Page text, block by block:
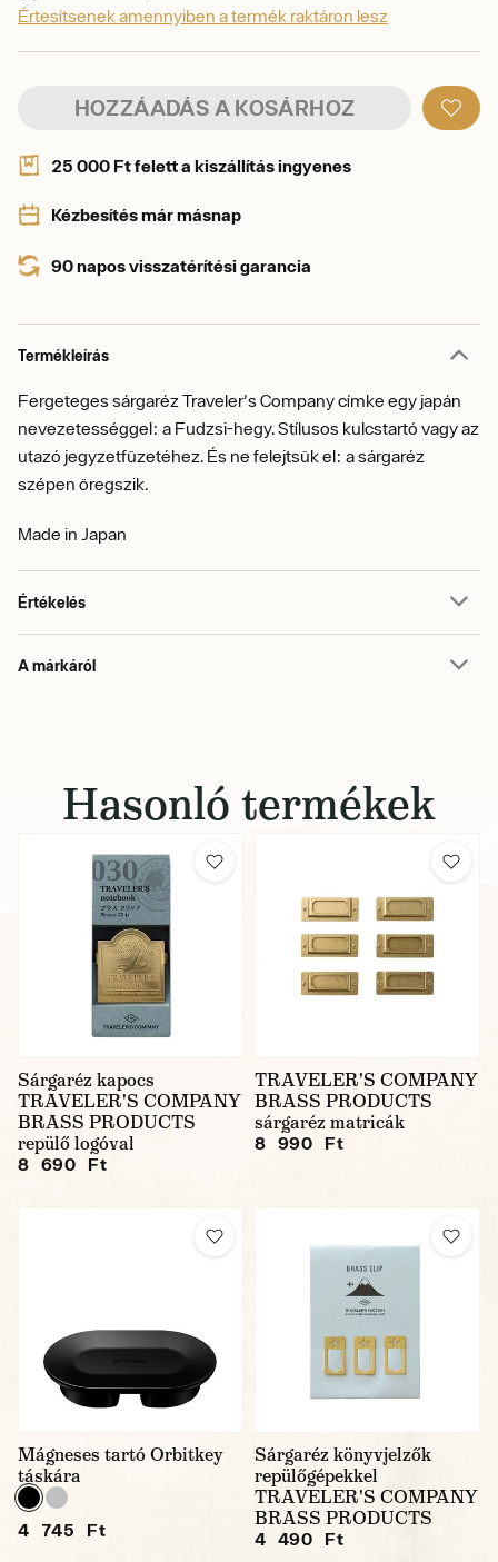
Értesítsenek amennyiben a termék raktáron lesz
HOZZÁADÁS A KOSÁRHOZ
25 000 Ft felett a kiszállítás ingyenes
Kézbesítés már másnap
90 napos visszatérítési garancia
Termékleírás
Fergeteges sárgaréz Traveler's Company címke egy japán
nevezetességgel: a Fudzsi-hegy. Stílusos kulcstartó vagy az
utazó jegyzetfüzetéhez. És ne felejtsük el: a sárgaréz
szépen öregszik.
Made in Japan
Értékelés
A márkáról
Hasonló termékek
Sárgaréz kapocs
TRAVELER'S COMPANY
BRASS PRODUCTS
repülő logóval
8 690 Ft
TRAVELER'S COMPANY
BRASS PRODUCTS
sárgaréz matricák
8 990 Ft
Mágneses tartó Orbitkey
táskára
4 745 Ft
Sárgaréz könyvjelzők
repülőgépekkel
TRAVELER'S COMPANY
BRASS PRODUCTS
4 490 Ft